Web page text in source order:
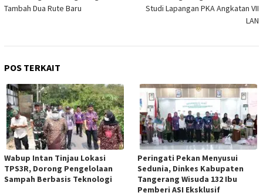
Tambah Dua Rute Baru
Studi Lapangan PKA Angkatan VII
LAN
POS TERKAIT
Wabup Intan Tinjau Lokasi
TPS3R, Dorong Pengelolaan
Sampah Berbasis Teknologi
Peringati Pekan Menyusui
Sedunia, Dinkes Kabupaten
Tangerang Wisuda 132 Ibu
Pemberi ASI Eksklusif